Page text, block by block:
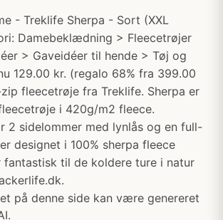
- Treklife Sherpa - Sort (XXL
Damebeklædning > Fleecetrøjer
> Gaveidéer til hende > Tøj og
129.00 kr. (regalo 68% fra 399.00
fleecetrøje fra Treklife. Sherpa er
i 420g/m2 fleece.
2 sidelommer med lynlås og en full-
designet i 100% sherpa fleece
fantastisk til de koldere ture i natur
på denne side kan være genereret